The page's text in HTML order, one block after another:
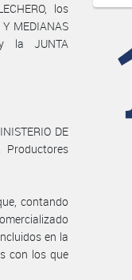
los
MEDIANAS
y la JUNTA
DE
Productores
contando
en la
con los que